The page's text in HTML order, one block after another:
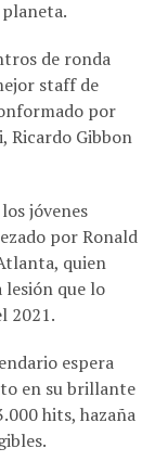
staff de
por
Gibbon
por Ronald
quien
que lo
2021.
en su brillante
hits, hazaña